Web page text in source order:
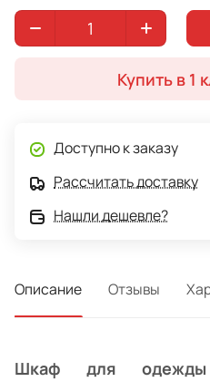
Купить в 1
Доступно к заказу
Рассчитать доставку
Нашли дешевле?
Описание Отзывы
Шкаф для